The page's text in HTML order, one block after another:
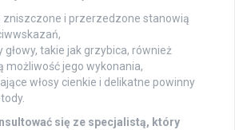
zniszczone i przerzedzone stanowią
głowy, takie jak grzybica, również
możliwość jego wykonania,
włosy cienkie i delikatne powinny
się ze specjalistą, który